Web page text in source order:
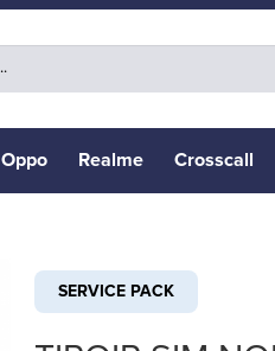
Oppo Realme Crosscall
SERVICE PACK